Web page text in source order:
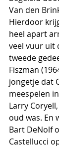
Van den
Hierdoor
heel apart
veel vuur uit
tweede
Fiszman
jongetje dat
meespelen
Larry
oud was. En
Bart DeNolf
Castellucci